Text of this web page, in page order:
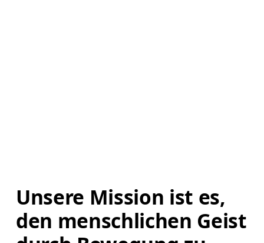
Unsere Mission ist es,
den menschlichen Geist